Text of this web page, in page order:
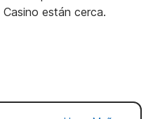
están cerca.